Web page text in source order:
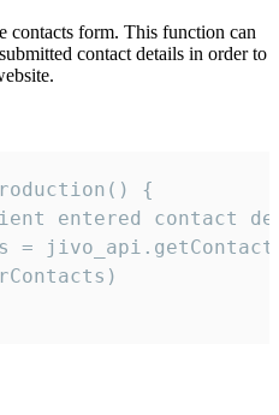
contacts form. This function can
contact details in order to
{
entered contact
=